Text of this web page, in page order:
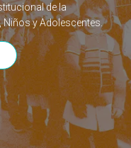
de la
y Adolescentes.